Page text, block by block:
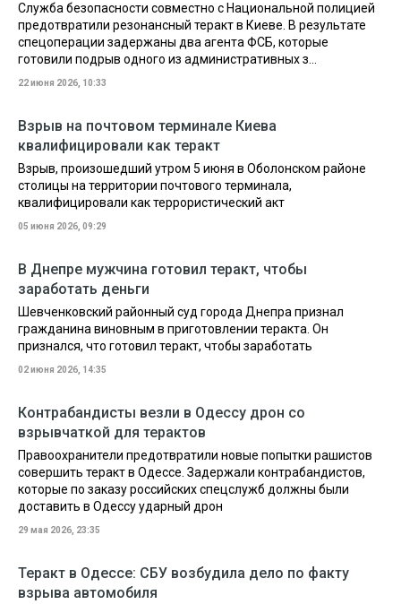
Служба безопасности совместно с Национальной полицией
предотвратили резонансный теракт в Киеве. В результате
спецоперации задержаны два агента ФСБ, которые
готовили подрыв одного из административных з...
22 июня 2026, 10:33
Взрыв на почтовом терминале Киева
квалифицировали как теракт
Взрыв, произошедший утром 5 июня в Оболонском районе
столицы на территории почтового терминала,
квалифицировали как террористический акт
05 июня 2026, 09:29
В Днепре мужчина готовил теракт, чтобы
заработать деньги
Шевченковский районный суд города Днепра признал
гражданина виновным в приготовлении теракта. Он
признался, что готовил теракт, чтобы заработать
02 июня 2026, 14:35
Контрабандисты везли в Одессу дрон со
взрывчаткой для терактов
Правоохранители предотвратили новые попытки рашистов
совершить теракт в Одессе. Задержали контрабандистов,
которые по заказу российских спецслужб должны были
доставить в Одессу ударный дрон
29 мая 2026, 23:35
Теракт в Одессе: СБУ возбудила дело по факту
взрыва автомобиля